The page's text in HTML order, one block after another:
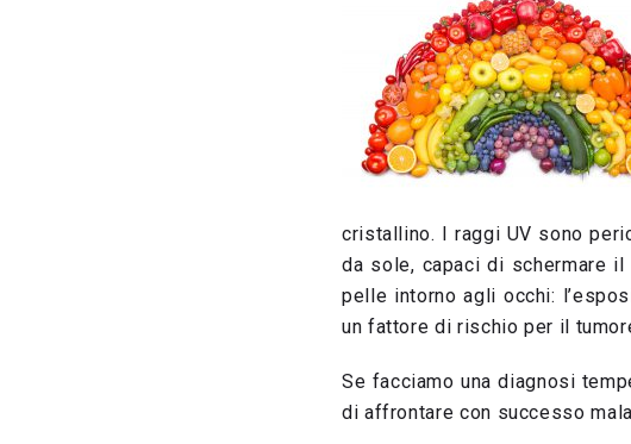
cristallino. I raggi UV sono
da sole, capaci di schermare
pelle intorno agli occhi:
un fattore di rischio per il
Se facciamo una diagnosi
di affrontare con successo